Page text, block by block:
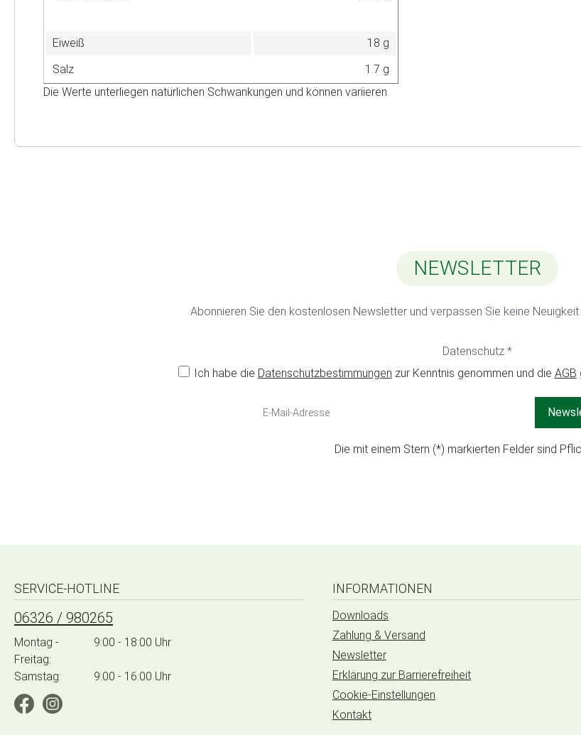
Eiweiß
18 g
Salz
1.7 g
Die Werte unterliegen natürlichen Schwankungen und können variieren.
NEWSLETTER
Abonnieren Sie den kostenlosen Newsletter und verpassen Sie keine
Datenschutz *
Ich habe die Datenschutzbestimmungen zur Kenntnis genommen und die AGB
Die mit einem Stern (*) markierten Felder sind
SERVICE-HOTLINE
06326 / 980265
Montag -
Freitag:
9:00 - 18:00 Uhr
Samstag: 9:00 - 16:00 Uhr
INFORMATIONEN
Downloads
Zahlung & Versand
Newsletter
Erklärung zur Barrierefreiheit
Cookie-Einstellungen
Kontakt